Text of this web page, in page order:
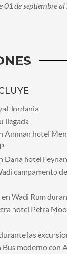
01 de septiembre al
Jordania
llegada
Amman hotel
Dana hotel
campamento
en Wadi Rum
hotel Petra
las
Bus moderno con